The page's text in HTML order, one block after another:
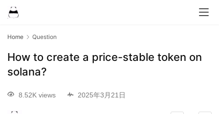
Home Question
How to create a price-stable token on
solana?
8.52K views 2025年3月21日